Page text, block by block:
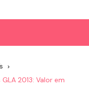
2013: Valor em